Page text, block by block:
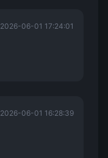
2026-06-01 17:24:01
2026-06-01 16:28:39